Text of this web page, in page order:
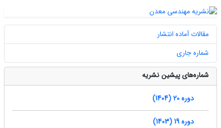
مقالات آماده انتشار
شماره جاری
شماره‌های پیشین نشریه
دوره 20 (1404)
دوره 19 (1403)